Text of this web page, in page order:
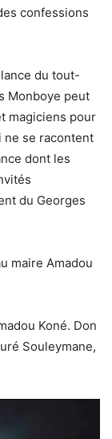
confessions
du tout-
Monboye peut
magiciens pour
ne se racontent
dont les
du Georges
maire Amadou
Koné. Don
Souleymane,